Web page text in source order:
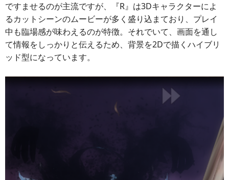
ですませるのが主流ですが、『R』は3Dキャラクターによ
るカットシーンのムービーが多く盛り込まており、プレイ
中も臨場感が味わえるのが特徴。それでいて、画面を通し
て情報をしっかりと伝えるため、背景を2Dで描くハイブリ
ッド型になっています。